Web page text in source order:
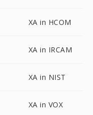
XA in HCOM
XA in IRCAM
XA in NIST
XA in VOX